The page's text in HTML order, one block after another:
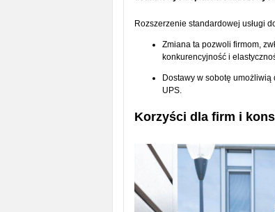
Rozszerzenie standardowej usługi
Zmiana ta pozwoli firmom,
konkurencyjność i
Dostawy w sobotę
UPS.
Korzyści dla firm i